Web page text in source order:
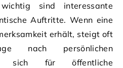
sind interessante
Auftritte. Wenn eine
erhält, steigt oft
nach persönlichen
sich für öffentliche